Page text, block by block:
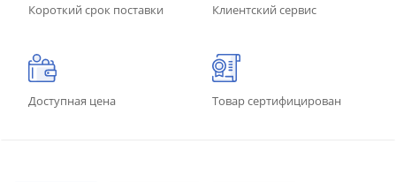
Короткий срок поставки Клиентский сервис
Доступная цена Товар сертифицирован